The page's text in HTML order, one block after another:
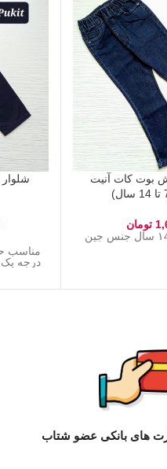
بوت کات آنیت
تومان
مناسب حدود ۷ تا ۱4 سال جنس جین
درجه یک
های بانکی عضو شتاب